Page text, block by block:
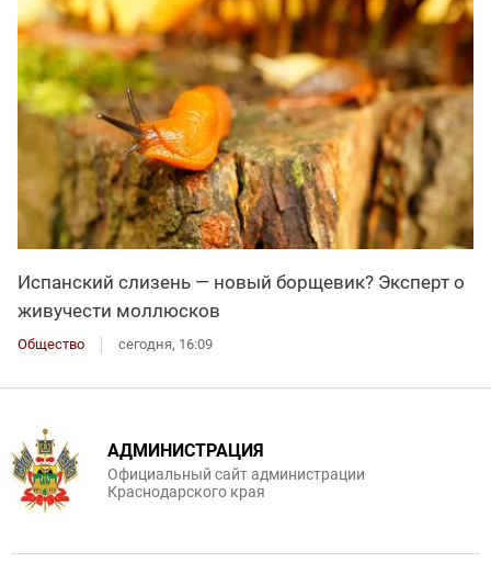
Испанский слизень — новый борщевик? Эксперт о
живучести моллюсков
Общество сегодня, 16:09
АДМИНИСТРАЦИЯ
Официальный сайт администрации
Краснодарского края